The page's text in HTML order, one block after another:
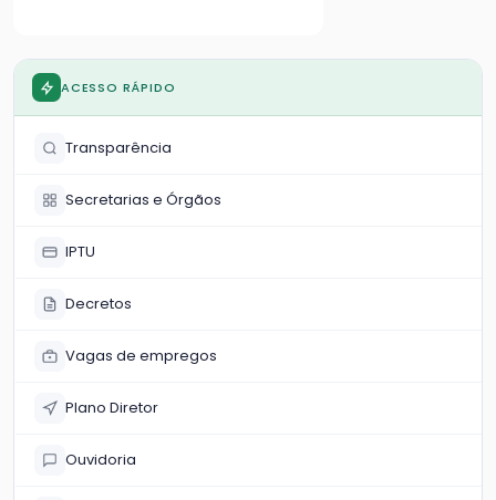
ACESSO RÁPIDO
Transparência
Secretarias e Órgãos
IPTU
Decretos
Vagas de empregos
Plano Diretor
Ouvidoria